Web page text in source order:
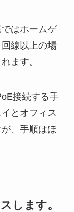
はホームゲ
線以上の場
ます。
接続する手
とオフィス
、手順はほ
します。